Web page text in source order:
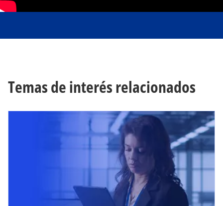
Temas de interés relacionados